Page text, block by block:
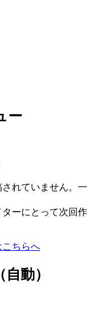
ー
れていません。一
ーにとって次回作
ちらへ
動）